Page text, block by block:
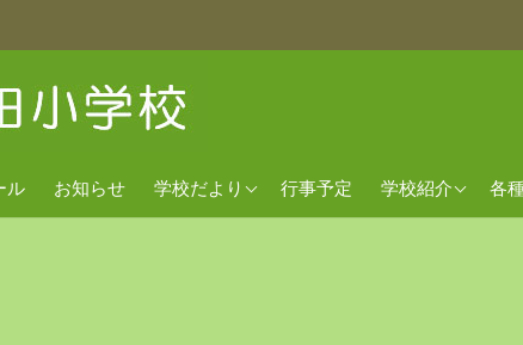
ル お知らせ 学校だより
2026年度
行事予定 学校紹介
経営方針
各
欠